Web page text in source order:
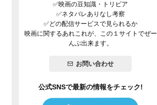
✅映画の豆知識・トリビア
✅ネタバレありなし考察
✅どの配信サービスで見られるか
映画に関するあれこれが、この１サイトでぜー
んぶ出来ます。
お問い合わせ
公式SNSで最新の情報をチェック!